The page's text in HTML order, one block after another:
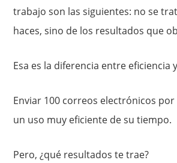
trabajo son las siguientes: no se
haces, sino de los resultados que
Esa es la diferencia entre eficiencia
Enviar 100 correos electrónicos
un uso muy eficiente de su tiempo.
Pero, ¿qué resultados te trae?